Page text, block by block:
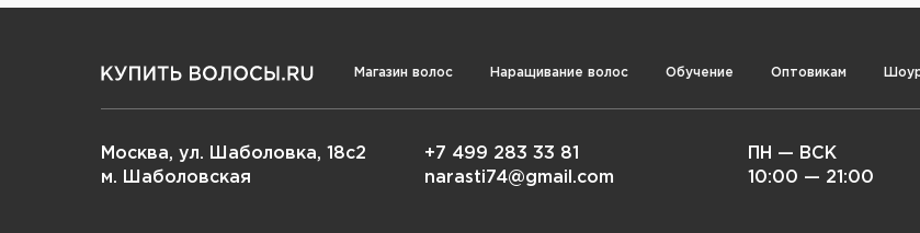
Магазин волос Наращивание волос Обучение Оптовикам
Москва, ул. Шаболовка, 18с2
м. Шаболовская
+7 499 283 33 81
narasti74@gmail.com
ПН — ВСК
10:00 — 21:00